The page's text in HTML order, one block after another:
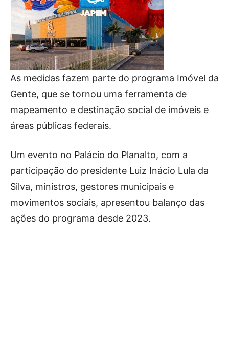
As medidas fazem parte do programa Imóvel da
Gente, que se tornou uma ferramenta de
mapeamento e destinação social de imóveis e
áreas públicas federais.
Um evento no Palácio do Planalto, com a
participação do presidente Luiz Inácio Lula da
Silva, ministros, gestores municipais e
movimentos sociais, apresentou balanço das
ações do programa desde 2023.